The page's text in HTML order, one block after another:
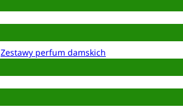
Zestawy perfum damskich